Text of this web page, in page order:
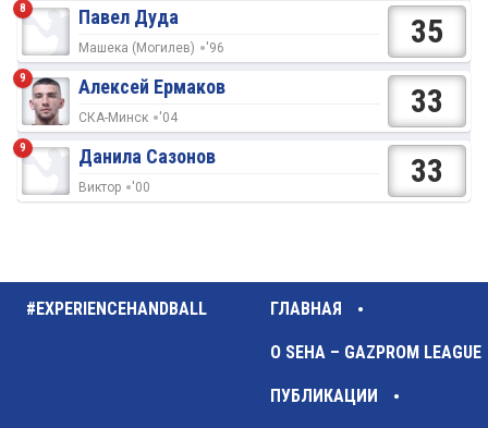
8 Павел Дуда
Машека (Могилев) '96 35
9 Алексей Ермаков
СКА-Минск '04 33
9 Данила Сазонов
Виктор '00 33
#EXPERIENCEHANDBALL ГЛАВНАЯ
О SEHA – GAZPROM LEAGUE
ПУБЛИКАЦИИ